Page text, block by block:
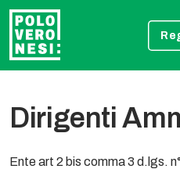
Dirigenti
Ente art 2 bis comma 3 d.lgs.